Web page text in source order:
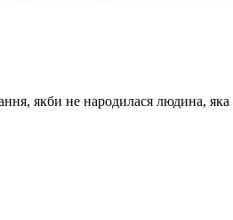
якби не народилася людина, яка